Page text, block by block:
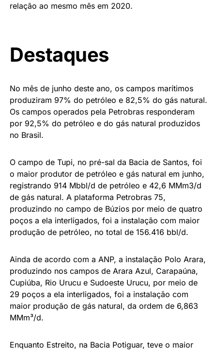
relação ao mesmo mês em 2020.
Destaques
No mês de junho deste ano, os campos marítimos
produziram 97% do petróleo e 82,5% do gás natural.
Os campos operados pela Petrobras responderam
por 92,5% do petróleo e do gás natural produzidos
no Brasil.
O campo de Tupi, no pré-sal da Bacia de Santos, foi
o maior produtor de petróleo e gás natural em junho,
registrando 914 Mbbl/d de petróleo e 42,6 MMm3/d
de gás natural. A plataforma Petrobras 75,
produzindo no campo de Búzios por meio de quatro
poços a ela interligados, foi a instalação com maior
produção de petróleo, no total de 156.416 bbl/d.
Ainda de acordo com a ANP, a instalação Polo Arara,
produzindo nos campos de Arara Azul, Carapaúna,
Cupiúba, Rio Urucu e Sudoeste Urucu, por meio de
29 poços a ela interligados, foi a instalação com
maior produção de gás natural, da ordem de 6,863
MMm³/d.
Enquanto Estreito, na Bacia Potiguar, teve o maior